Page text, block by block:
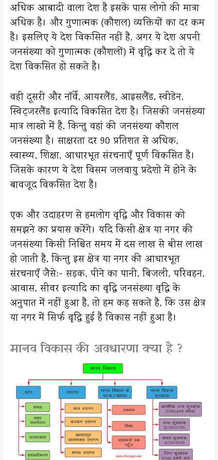
अधिक आबादी वाला देश है इसके पास लोगो की मात्रा
अधिक है। और गुणात्मक (कौशल) व्यक्तियों का दर कम
है। इसलिए ये देश विकसित नहीं है, अगर ये देश अपनी
जनसंख्या को गुणात्मक (कौशलों) में वृद्धि कर दे तो ये
देश विकसित हो सकते है।
वही दूसरी और नॉर्वे, आयरलैंड, आइसलैंड, स्वीडेन,
स्विट्जरलैंड इत्यादि विकसित देश है। जिसकी जनसंख्या
मात्र लाखो में है, किन्तु वहां की जनसंख्या कौशल
जनसंख्या है। साक्षरता दर 90 प्रतिशत से अधिक,
स्वास्थ्य, शिक्षा, आधारभूत संरचनाएँ पूर्ण विकसित है।
जिसके कारण ये देश विसम जलवायु प्रदेशो में होने के
बावजूद विकसित देश है।
एक और उदाहरण से हमलोग वृद्धि और विकास को
समझने का प्रयास करेंगे। यदि किसी क्षेत्र या नगर की
जनसंख्या किसी निश्चित समय में दस लाख से बीस लाख
हो जाती है, किन्तु इस क्षेत्र या नगर की आधारभूत
संरचनाएँ जैसे:- सड़क, पीने का पानी, बिजली, परिवहन,
आवास, सीवर इत्यादि का वृद्धि जनसंख्या वृद्धि के
अनुपात में नहीं हुआ है, तो हम कह सकते है, कि उस क्षेत्र
या नगर में सिर्फ वृद्धि हुई है विकास नहीं हुआ है।
मानव विकास की अवधारणा क्या है ?